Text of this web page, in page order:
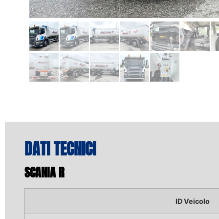
DATI TECNICI
SCANIA R
ID Veicolo